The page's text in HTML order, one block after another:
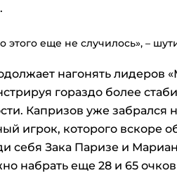
этого еще не случилось», –
нагонять лидеров
гораздо более
Капризов уже забрался
игрок, которого вскоре
себя Зака Паризе и
набрать еще 28 и 65 очков